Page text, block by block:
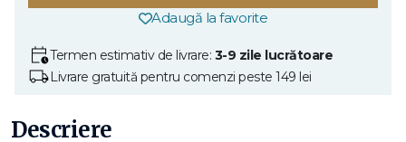
Adaugă la favorite
Termen estimativ de livrare: 3-9 zile lucrătoare
Livrare gratuită pentru comenzi peste 149 lei
Descriere